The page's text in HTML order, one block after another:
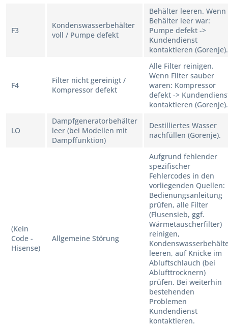
F3
Kondenswasserbehälter
voll / Pumpe defekt
Behälter leeren. Wenn
Behälter leer war:
Pumpe defekt ->
Kundendienst
kontaktieren (Gorenje).
F4
Filter nicht gereinigt /
Kompressor defekt
Alle Filter reinigen.
Wenn Filter sauber
waren: Kompressor
defekt ->
kontaktieren (Gorenje).
LO
Dampfgeneratorbehälter
leer (bei Modellen mit
Dampffunktion)
Destilliertes Wasser
nachfüllen (Gorenje).
(Kein
Code -
Hisense)
Allgemeine Störung
Aufgrund fehlender
spezifischer
Fehlercodes in den
vorliegenden Quellen:
Bedienungsanleitung
prüfen, alle Filter
(Flusensieb, ggf.
Wärmetauscherfilter)
reinigen,
leeren, auf Knicke im
Abluftschlauch (bei
Ablufttrocknern)
prüfen. Bei weiterhin
bestehenden
Problemen
Kundendienst
kontaktieren.